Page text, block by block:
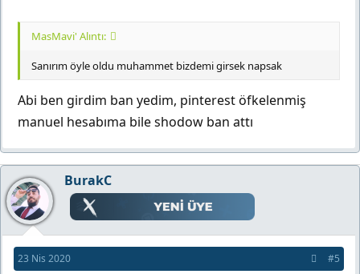
MasMavi' Alıntı:
Sanırım öyle oldu muhammet bizdemi girsek napsak
Abi ben girdim ban yedim, pinterest öfkelenmiş
manuel hesabıma bile shodow ban attı
BurakC
23 Nis 2020 #5